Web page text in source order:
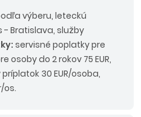
výberu, leteckú
- Bratislava, služby
servisné poplatky pre
osoby do 2 rokov 75 EUR,
30 EUR/osoba,
os.